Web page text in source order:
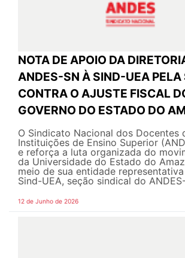
NOTA DE APOIO DA
ANDES-SN À SIND-UEA PELA
CONTRA O AJUSTE FISCAL
GOVERNO DO ESTADO DO
O Sindicato Nacional dos Docentes
Instituições de Ensino Superior
e reforça a luta organizada do
da Universidade do Estado do
meio de sua entidade
Sind-UEA, seção sindical do
12 de Junho de 2026